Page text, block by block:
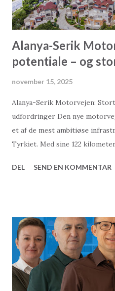
Alanya-Serik
potentiale – og
november 15, 2025
Alanya-Serik Motorvejen:
udfordringer Den nye
et af de mest ambitiøse
Tyrkiet. Med sine 122
økonomien og give turismen
Hurtigere rejser og
regering præsenterer
vendepunkt for regionen.
motorvejen reducere
til blot 36 minutter – takket
DEL SEND EN KOMMENTAR